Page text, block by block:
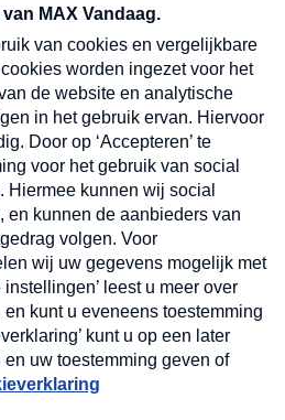
en dinsdagochtend in
Verzend
op onze
en dinsdagochtend in uw